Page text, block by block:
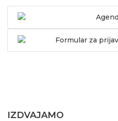
Formular za
IZDVAJAMO